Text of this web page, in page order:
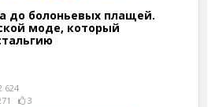
до болоньевых плащей.
моде, который
624
3